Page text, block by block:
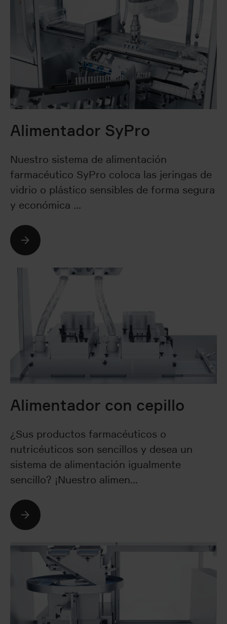
Alimentador SyPro
Nuestro sistema de alimentación
farmacéutico SyPro coloca las jeringas de
vidrio o plástico sensibles de forma segura
y económica …
Seguir leyendo
Alimentador con cepillo
¿Sus productos farmacéuticos o
nutricéuticos son sencillos y desea un
sistema de alimentación igualmente
sencillo? ¡Nuestro alimen…
Seguir leyendo